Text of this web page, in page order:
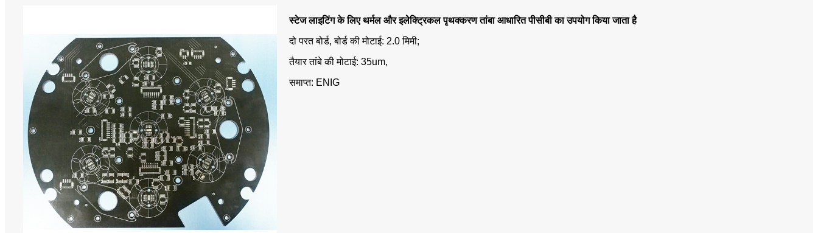
स्टेज लाइटिंग के लिए थर्मल और इलेक्ट्रिकल पृथक्करण तांबा आधारित पीसीबी का उपयोग किया जाता है
दो परत बोर्ड, बोर्ड की मोटाई: 2.0 मिमी;
तैयार तांबे की मोटाई: 35um,
समाप्त: ENIG